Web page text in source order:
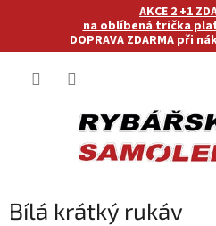
AKCE 2 +1
na oblíbená trička
DOPRAVA ZDARMA při
Bílá krátký rukáv